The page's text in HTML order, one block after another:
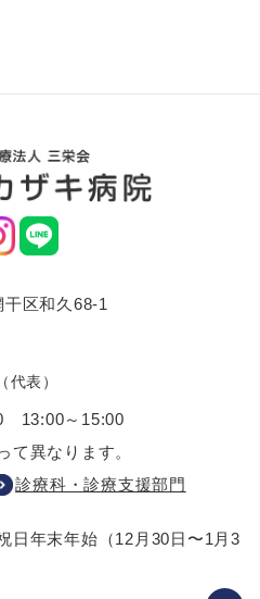
区和久68-1
（代表）
13:00～15:00
て異なります。
診療科・診療支援部門
日年末年始（12月30日〜1月3